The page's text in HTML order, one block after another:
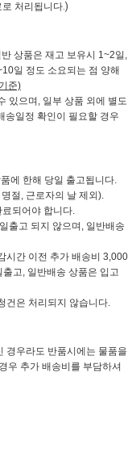
처리됩니다.)
상품은 재고 보유시 1~2일,
일 정도 소요되는 점 양해
준)
있으며, 일부 상품 외에 별도
송일정 확인이 필요할 경우
에 한해 당일 출고됩니다.
절, 근로자의 날 제외).
되어야 합니다.
출고 되지 않으며, 일반배송
시간 이전 추가 배송비 3,000
고, 일반배송 상품은 입고
건은 처리되지 않습니다.
경우라도 반품시에는 물품을
우 추가 배송비를 부담하셔